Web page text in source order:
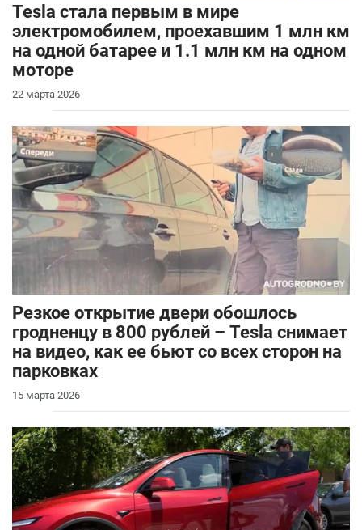
Tesla стала первым в мире
электромобилем, проехавшим 1 млн км
на одной батарее и 1.1 млн км на одном
моторе
22 марта 2026
Резкое открытие двери обошлось
гродненцу в 800 рублей – Tesla снимает
на видео, как ее бьют со всех сторон на
парковках
15 марта 2026